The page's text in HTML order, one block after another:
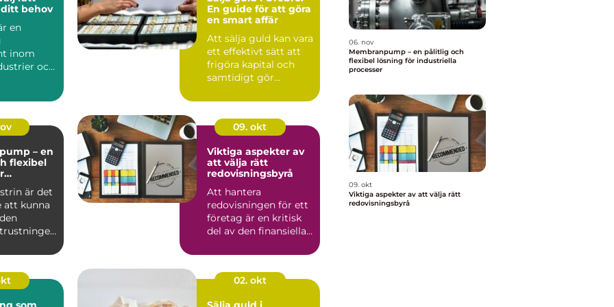
behov
en
inom
och
En guide för att göra
en smart affär
Att sälja guld kan vara
ett effektivt sätt att
frigöra kapital och
samtidigt gör...
– en
flexibel
är det
att kunna
09. okt
Viktiga aspekter av
att välja rätt
redovisningsbyrå
Att hantera
redovisningen för ett
företag är en kritisk
del av den finansiella
02. okt
06. nov
Membranpump – en pålitlig och
flexibel lösning för industriella
processer
09. okt
Viktiga aspekter av att välja rätt
redovisningsbyrå